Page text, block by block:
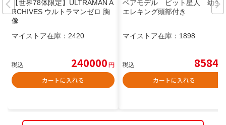
【世界78体限定】ULTRAMAN A
RCHIVES ウルトラマンゼロ 胸
像
マイストア在庫： 2420
税込 240000円
カートに入れる
ベアモデル ピット星人 幼生
エレキング頭部付き
マイストア在庫： 1898
税込 8584
カートに入れる